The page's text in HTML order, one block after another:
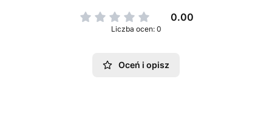
0.00
Liczba ocen: 0
Oceń i opisz